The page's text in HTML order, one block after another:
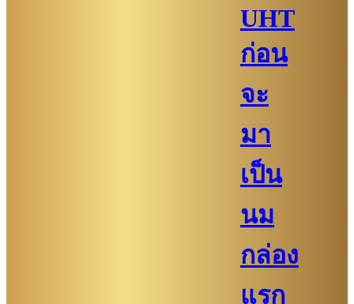
UHT
ก่อน
จะ
มา
เป็น
นม
กล่อง
แรก